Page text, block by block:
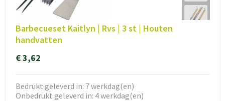
Barbecueset Kaitlyn | Rvs | 3 st | Houten
handvatten
€ 3,62
Bedrukt geleverd in: 7 werkdag(en)
Onbedrukt geleverd in: 4 werkdag(en)